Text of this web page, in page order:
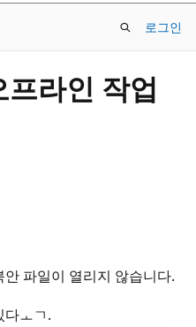
로그인
라인 작업
파일이 열리지 않습니다.
다ㅗㄱ.